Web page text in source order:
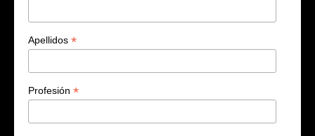
Apellidos *
Profesión *